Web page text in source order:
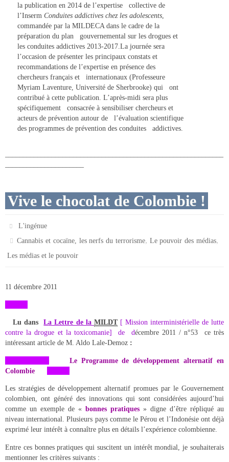
la publication en 2014 de l’expertise collective de
l’Inserm Conduites addictives chez les adolescents
commandée par la MILDECA dans le cadre de la
préparation du plan gouvernemental sur les drogues et
les conduites addictives 2013-2017.La journée sera
l’occasion de présenter les principaux constats et
recommandations de l’expertise en présence des
chercheurs français et internationaux (Professeure
Myriam Laventure, Université de Sherbrooke) qui ont
contribué à cette publication. L’après-midi sera plus
spécifiquement consacrée à sensibiliser chercheurs et
acteurs de prévention autour de l’évaluation scientifique
des programmes de prévention des conduites addictives.
Vive le chocolat de Colombie !
L'ingénue
Cannabis et cocaïne, les nerfs du terrorisme, Le pouvoir des médias,
Les médias et le pouvoir
11 décembre 2011
Lu dansLa Lettre de la MILDT[ Mission interministérielle de lutte
contre la drogue et la toxicomanie]
de décembre 2011 / n°53 ce très
intéressant article de M. Aldo Lale-Demoz :
Le Programme de développement alternatif en
Colombie
Les stratégies de développement alternatif promues par le Gouvernement
colombien, ont généré des innovations qui sont considérées aujourd’hui
comme un exemple de « bonnes pratiques » digne d’être répliqué au
niveau international. Plusieurs pays comme le Pérou et l’Indonésie ont déjà
exprimé leur intérêt à connaître plus en détails l’expérience colombienne.
Entre ces bonnes pratiques qui suscitent un intérêt mondial, je souhaiterais
mentionner les critères suivants :